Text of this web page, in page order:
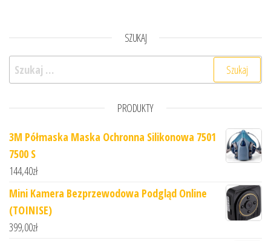
SZUKAJ
Szukaj:
PRODUKTY
3M Półmaska Maska Ochronna Silikonowa 7501
7500 S
144,40zł
Mini Kamera Bezprzewodowa Podgląd Online
(TOINISE)
399,00zł